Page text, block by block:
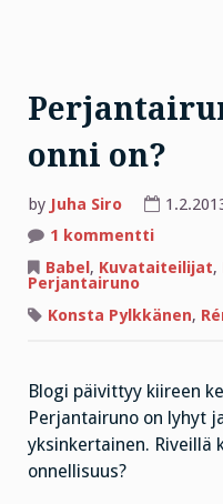
onni on?
by Juha Siro
1 kommentti
kysyy
mitä
on?
Babel , Kuvataiteilijat,
Perjantairuno
Konsta Pylkkänen,
Blogi päivittyy kiireen
Perjantairuno on lyhyt
yksinkertainen. Riveillä
onnellisuus?